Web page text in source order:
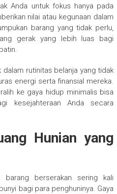
Anda untuk fokus hanya pada
nilai atau kegunaan dalam
barang yang tidak perlu,
gerak yang lebih luas bagi
rutinitas belanja yang tidak
energi serta finansial mereka.
ke gaya hidup minimalis bisa
kesejahteraan Anda secara
Hunian yang
barang berserakan sering kali
bagi para penghuninya. Gaya